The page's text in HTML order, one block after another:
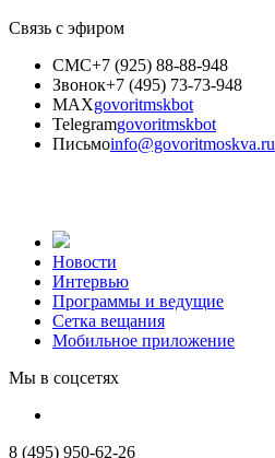
Связь с эфиром
СМС+7 (925) 88-88-948
Звонок+7 (495) 73-73-948
MAXgovoritmskbot
Telegramgovoritmskbot
Письмоinfo@govoritmoskva.ru
Новости
Интервью
Программы и ведущие
Сетка вещания
Мобильное приложение
Мы в соцсетях
8 (495) 950-62-26